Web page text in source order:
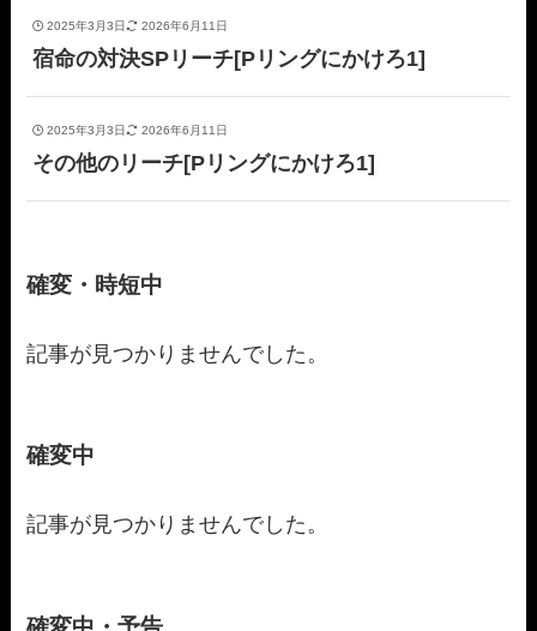
2025年3月3日 2026年6月11日
宿命の対決SPリーチ[Pリングにかけろ1]
2025年3月3日 2026年6月11日
その他のリーチ[Pリングにかけろ1]
確変・時短中
記事が見つかりませんでした。
確変中
記事が見つかりませんでした。